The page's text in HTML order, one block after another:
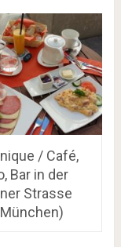
/ Café,
Bar in der
Strasse